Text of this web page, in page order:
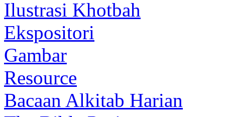
Ilustrasi Khotbah
Ekspositori
Gambar
Resource
Bacaan Alkitab Harian